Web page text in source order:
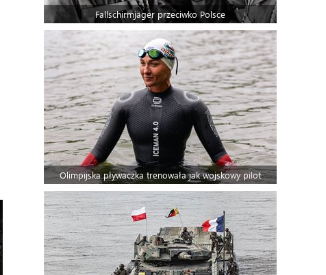
Fallschirmjäger przeciwko Polsce
Olimpijska pływaczka trenowała jak wojskowy pilot